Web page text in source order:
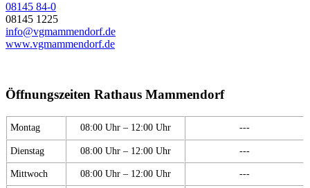
08145 84-0
08145 1225
info@vgmammendorf.de
www.vgmammendorf.de
Öffnungszeiten Rathaus Mammendorf
Montag 08:00 Uhr – 12:00 Uhr ---
Dienstag 08:00 Uhr – 12:00 Uhr ---
Mittwoch 08:00 Uhr – 12:00 Uhr ---